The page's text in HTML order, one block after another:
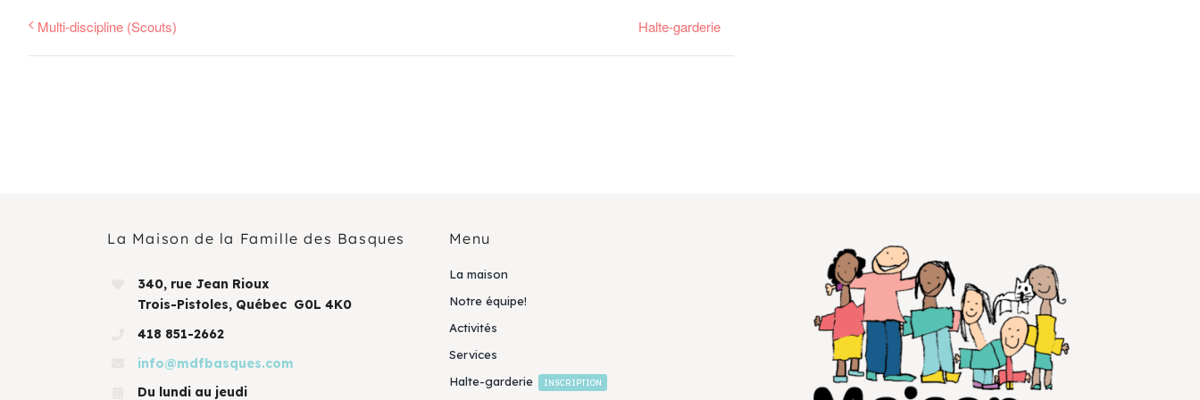
Multi-discipline (Scouts) Halte-garderie
La Maison de la Famille des Basques
340, rue Jean Rioux
Trois-Pistoles, Québec G0L 4K0
418 851-2662
info@mdfbasques.com
Du lundi au jeudi
Menu
La maison
Notre équipe!
Activités
Services
Halte-garderie
INSCRIPTION